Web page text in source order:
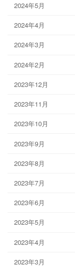
2024年5月
2024年4月
2024年3月
2024年2月
2023年12月
2023年11月
2023年10月
2023年9月
2023年8月
2023年7月
2023年6月
2023年5月
2023年4月
2023年3月